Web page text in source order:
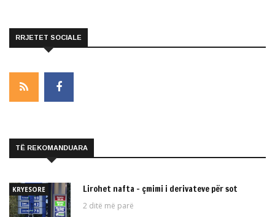
RRJETET SOCIALE
TË REKOMANDUARA
KRYESORE Lirohet nafta – çmimi i derivateve për sot
2 ditë më parë